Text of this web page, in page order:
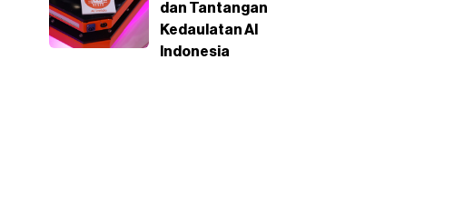
dan Tantangan
Kedaulatan AI
Indonesia